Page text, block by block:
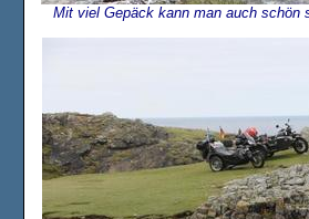
Mit viel Gepäck kann man auch schön